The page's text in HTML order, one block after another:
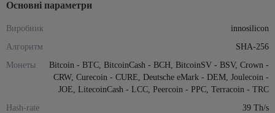
Основні параметри
Виробник
innosilicon
Алгоритм
SHA-256
Монеты
Bitcoin - BTC, BitcoinCash - BCH, BitcoinSV - BSV, Crown -
CRW, Curecoin - CURE, Deutsche eMark - DEM, Joulecoin -
JOE, LitecoinCash - LCC, Peercoin - PPC, Terracoin - TRC
Hash-rate
39 Th/s